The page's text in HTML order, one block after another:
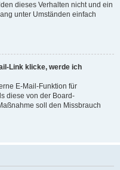
dieses Verhalten nicht und ein
unter Umständen einfach
Link klicke, werde ich
E-Mail-Funktion für
diese von der Board-
soll den Missbrauch